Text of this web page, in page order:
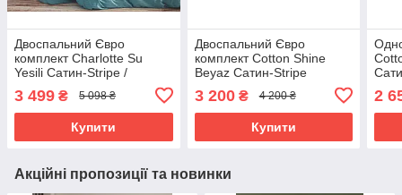
Двоспальний Євро
комплект Charlotte Su
Yesili Сатин-Stripe /
простирадло на резинці
180x200см
3 499 ₴ 5 098 ₴
Купити
Двоспальний Євро
комплект Cotton Shine
Beyaz Сатин-Stripe
3 200₴ 4 200 ₴
Купити
2
Акційні пропозиції та новинки